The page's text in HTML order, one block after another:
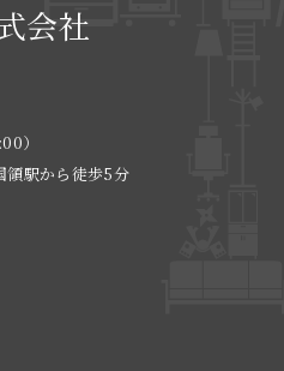
会社
）
駅から徒歩5分